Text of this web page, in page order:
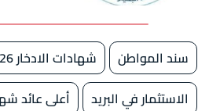
سند المواطن
شهادات الادخار 2026
الاستثمار في البريد
أعلى عائد